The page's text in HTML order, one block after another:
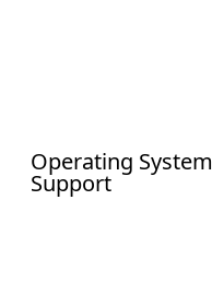
Operating System
Support